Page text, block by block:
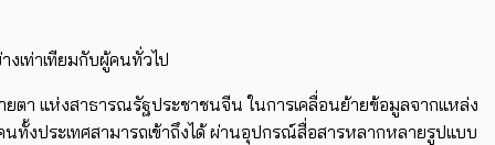
เท่าเทียมกับผู้คนทั่วไป
ตา แห่งสาธารณรัฐประชาชนจีน ในการเคลื่อนย้ายข้อมูลจากแหล่ง
ทั้งประเทศสามารถเข้าถึงได้ ผ่านอุปกรณ์สื่อสารหลากหลายรูปแบบ